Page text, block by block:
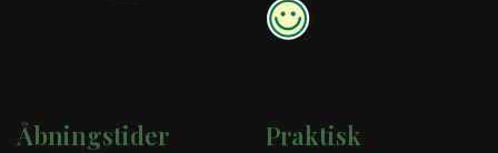
Åbningstider Praktisk